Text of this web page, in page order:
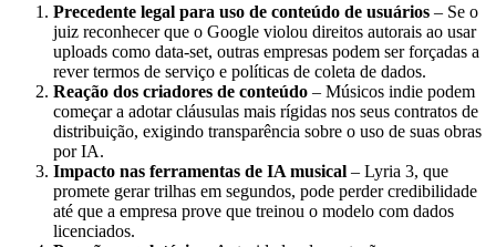
Precedente legal para uso de conteúdo de usuários – Se o
juiz reconhecer que o Google violou direitos autorais ao usar
uploads como data‑set, outras empresas podem ser forçadas a
rever termos de serviço e políticas de coleta de dados.
Reação dos criadores de conteúdo – Músicos indie podem
começar a adotar cláusulas mais rígidas nos seus contratos de
distribuição, exigindo transparência sobre o uso de suas obras
por IA.
Impacto nas ferramentas de IA musical – Lyria 3, que
promete gerar trilhas em segundos, pode perder credibilidade
até que a empresa prove que treinou o modelo com dados
licenciados.